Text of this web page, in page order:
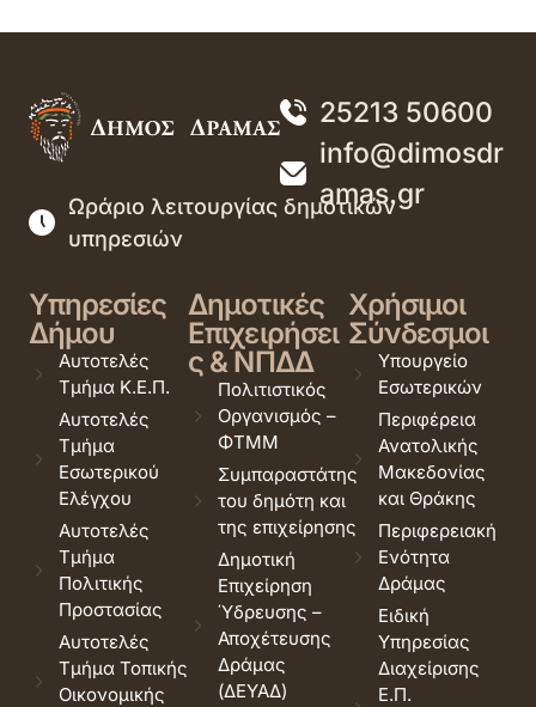
25213 50600
info@dimosdr
amas.gr
Ωράριο λειτουργίας δημοτικών
υπηρεσιών
Υπηρεσίες
Δήμου
Αυτοτελές
Τμήμα Κ.Ε.Π.
Αυτοτελές
Τμήμα
Εσωτερικού
Ελέγχου
Αυτοτελές
Τμήμα
Πολιτικής
Προστασίας
Αυτοτελές
Τμήμα Τοπικής
Οικονομικής
Δημοτικές
Επιχειρήσει
ς & ΝΠΔΔ
Πολιτιστικός
Οργανισμός –
ΦΤΜΜ
Συμπαραστάτης
του δημότη και
της επιχείρησης
Δημοτική
Επιχείρηση
Ύδρευσης –
Αποχέτευσης
Δράμας
(ΔΕΥΑΔ)
Χρήσιμοι
Σύνδεσμοι
Υπουργείο
Εσωτερικών
Περιφέρεια
Ανατολικής
Μακεδονίας
και Θράκης
Περιφερειακή
Ενότητα
Δράμας
Ειδική
Υπηρεσίας
Διαχείρισης
Ε.Π.